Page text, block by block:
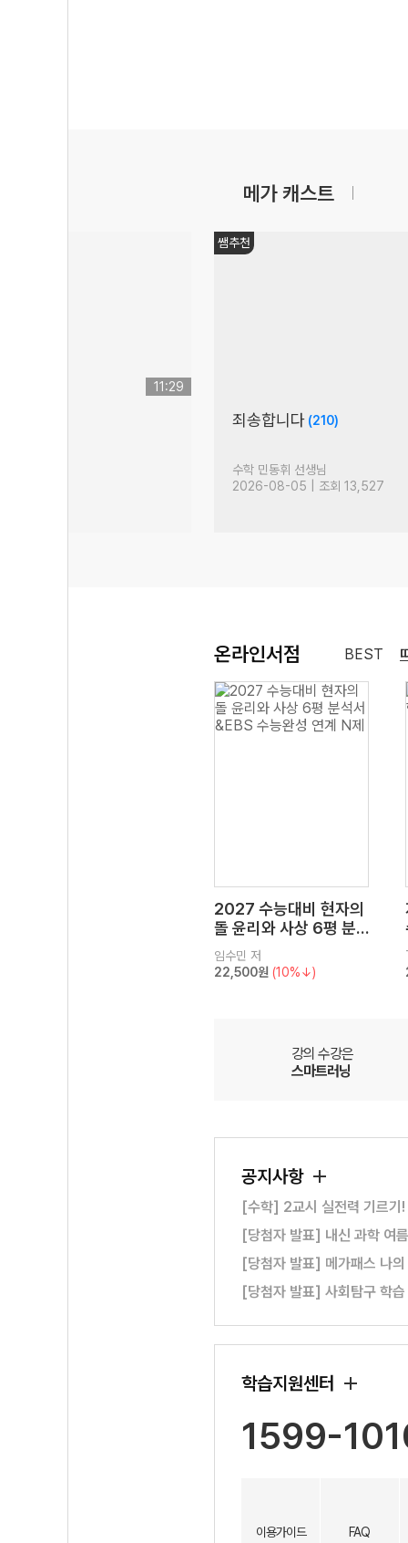
메가 캐스트
11:29
쌤추천
죄송합니다 (210)
수학 민동휘 선생님
2026-08-05 | 조회 13,527
온라인서점 BEST
2027 수능대비 현자의
돌 윤리와 사상 6평 분
석서&EBS 수능완성 연
계 N제
임수민 저
22,500원 (10%↓)
강의 수강은
스마트러닝
공지사항
[수학] 2교시 실전력 기르기
[당첨자 발표] 내신 과학 여
[당첨자 발표] 메가패스 나
[당첨자 발표] 사회탐구 학
학습지원센터
1599-
이용가이드 FAQ